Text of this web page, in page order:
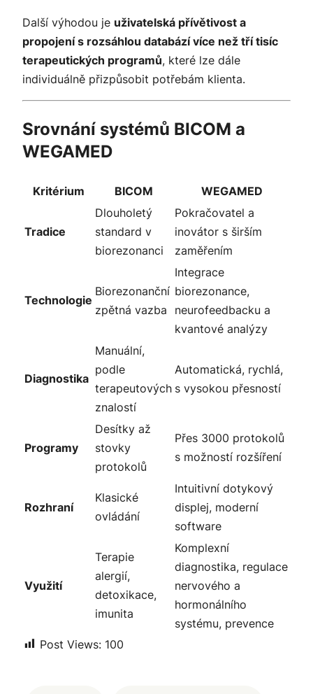
Další výhodou je uživatelská přívětivost a
propojení s rozsáhlou databází více než tří tisíc
terapeutických programů, které lze dále
individuálně přizpůsobit potřebám klienta.
Srovnání systémů BICOM a
WEGAMED
Kritérium BICOM WEGAMED
Tradice
Dlouholetý
standard v
biorezonanci
Pokračovatel a
inovátor s širším
zaměřením
Technologie
Biorezonanční
zpětná vazba
Integrace
biorezonance,
neurofeedbacku a
kvantové analýzy
Diagnostika
Manuální,
podle
terapeutových
znalostí
Automatická, rychlá,
s vysokou přesností
Programy
Desítky až
stovky
protokolů
Přes 3000 protokolů
s možností rozšíření
Rozhraní
Klasické
ovládání
Intuitivní dotykový
displej, moderní
software
Využití
Terapie
alergií,
detoxikace,
imunita
Komplexní
diagnostika, regulace
nervového a
hormonálního
systému, prevence
Post Views: 100